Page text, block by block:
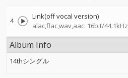
4
Link(off vocal version)
alac,flac,wav,aac: 16bit/44.1kHz
Album Info
14thシングル